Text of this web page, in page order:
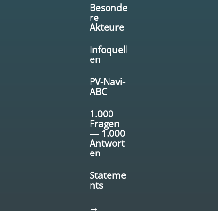
Besonde
re
Akteure
Infoquell
en
PV-Navi-
ABC
1.000
Fragen
— 1.000
Antwort
en
Stateme
nts
→